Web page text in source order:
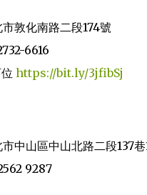
敦化南路二段174號
6616
https://bit.ly/3jfibSj
中山區中山北路二段137巷
9287